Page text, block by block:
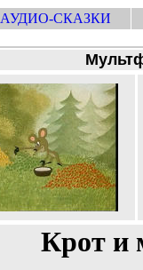
АУДИО-СКАЗКИ
Крот и